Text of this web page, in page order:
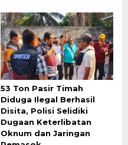
53 Ton Pasir Timah
Diduga Ilegal Berhasil
Disita, Polisi Selidiki
Dugaan Keterlibatan
Oknum dan Jaringan